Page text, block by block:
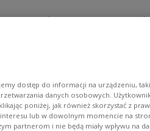
ze względu na mniejszy
czeka walka o talenty. A
e-commerce informatyk NBP
dostęp do informacji na urządzeniu,
danych osobowych.
poniżej, jak również skorzystać z
lub w dowolnym momencie na
partnerom i nie będą miały wpływu na